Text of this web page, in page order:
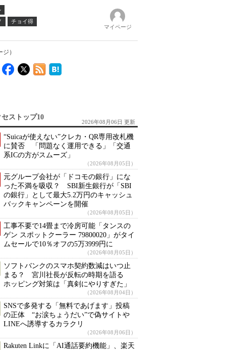
チョイ得
マイページ
）
セストップ10
2026年08月06日 更新
“Suicaが使えない”クレカ・QR専用改札機
に賛否 「問題なく運用できる」「交通
系ICの方がスムーズ」
（2026年08月05日）
元グループ会社が「ドコモの銀行」にな
った不満を吸収？ SBI新生銀行が「SBI
の銀行」として最大5.2万円のキャッシュ
バックキャンペーンを開催
（2026年08月05日）
工事不要で14畳まで冷房可能「タンスの
ゲン スポットクーラー 79800020」がタイ
ムセールで10％オフの5万3999円に
（2026年08月05日）
ソフトバンクのスマホ契約数減はいつ止
まる？ 宮川社長が反転の時期を語る
ホッピング対策は「真剣にやりすぎた」
（2026年08月04日）
SNSで多発する「無料であげます」投稿
の正体 “お涙ちょうだい”で偽サイトや
LINEへ誘導するカラクリ
（2026年08月06日）
Rakuten Linkに「AI通話要約機能」、楽天